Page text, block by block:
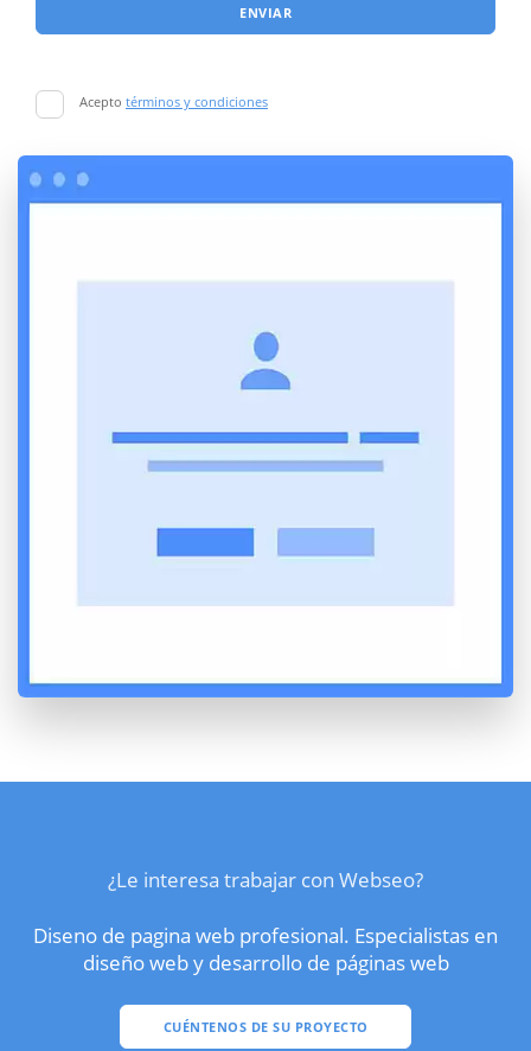
ENVIAR
Acepto términos y condiciones
¿Le interesa trabajar con Webseo?
Diseno de pagina web profesional. Especialistas en
diseño web y desarrollo de páginas web
CUÉNTENOS DE SU PROYECTO